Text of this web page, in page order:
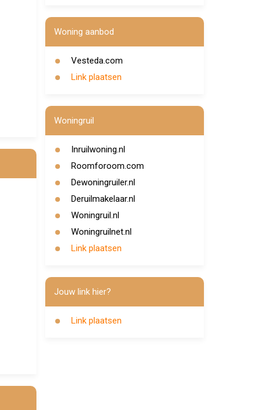
Woning aanbod
Vesteda.com
Link plaatsen
Woningruil
Inruilwoning.nl
Roomforoom.com
Dewoningruiler.nl
Deruilmakelaar.nl
Woningruil.nl
Woningruilnet.nl
Link plaatsen
Jouw link hier?
Link plaatsen